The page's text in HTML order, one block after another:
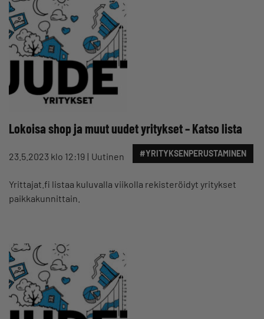
Lokoisa shop ja muut uudet yritykset – Katso lista
23.5.2023 klo 12:19 Uutinen #YRITYKSENPERUSTAMINEN
Yrittajat.fi listaa kuluvalla viikolla rekisteröidyt yritykset
paikkakunnittain.